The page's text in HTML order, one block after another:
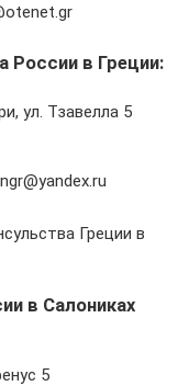
России в Греции:
ул. Тзавелла 5
Греции в
в Салониках
5